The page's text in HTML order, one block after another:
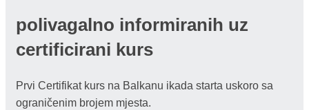
polivagalno informiranih uz
certificirani kurs
Prvi Certifikat kurs na Balkanu ikada starta uskoro sa
ograničenim brojem mjesta.